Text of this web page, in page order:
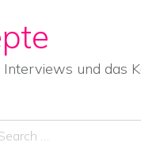
und das